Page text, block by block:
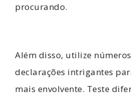
procurando.
Além disso, utilize
declarações intrigantes
mais envolvente. Teste